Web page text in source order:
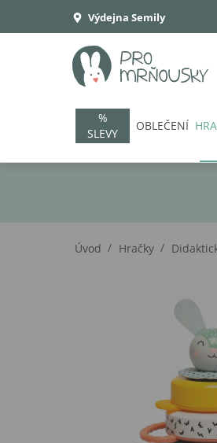
Výdejna Semily
%
SLEVY
OBLEČENÍ
Úvod / Hračky /